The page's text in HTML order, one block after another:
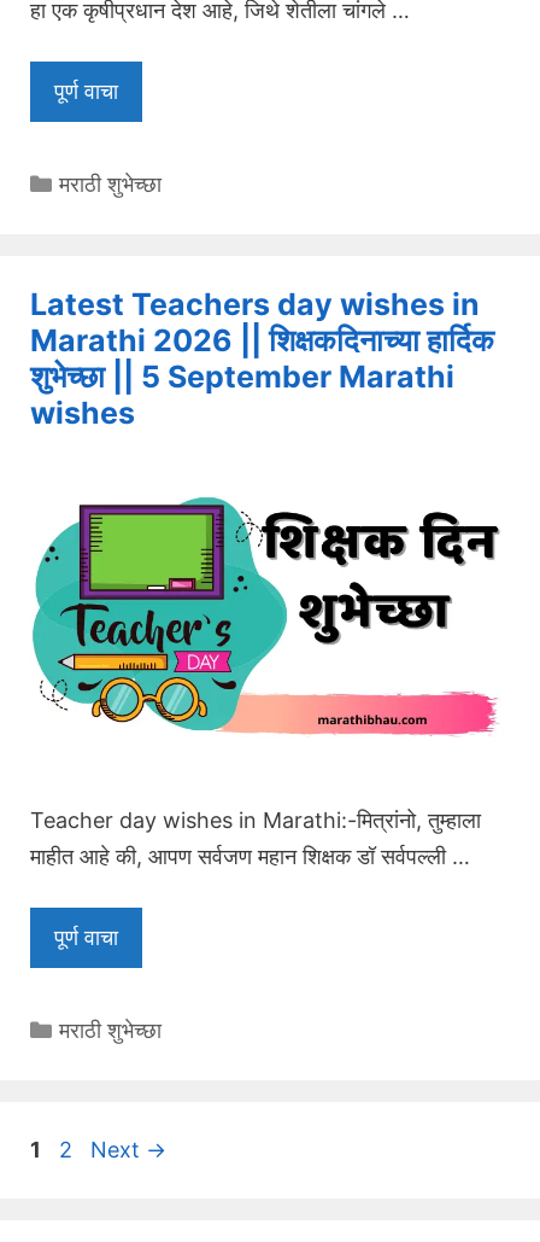
हा एक कृषीप्रधान देश आहे, जिथे शेतीला चांगले …
पूर्ण वाचा
Categories
मराठी शुभेच्छा
Latest Teachers day wishes in
Marathi 2026 || शिक्षकदिनाच्या हार्दिक
शुभेच्छा || 5 September Marathi
wishes
Teacher day wishes in Marathi:-मित्रांनो, तुम्हाला
माहीत आहे की, आपण सर्वजण महान शिक्षक डॉ सर्वपल्ली …
पूर्ण वाचा
Categories
मराठी शुभेच्छा
Page
1 Page
2 Next →